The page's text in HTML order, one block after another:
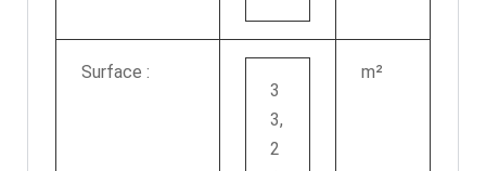
Surface :
3
3,
2
m²